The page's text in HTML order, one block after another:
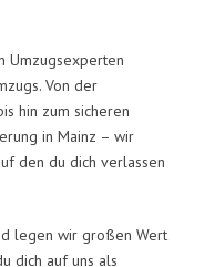
Umzugsexperten
Von der
hin zum sicheren
in Mainz – wir
den du dich verlassen
legen wir großen Wert
dich auf uns als